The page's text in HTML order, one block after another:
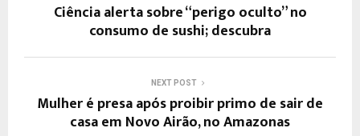
Ciência alerta sobre “perigo oculto” no
consumo de sushi; descubra
NEXT POST
Mulher é presa após proibir primo de sair de
casa em Novo Airão, no Amazonas